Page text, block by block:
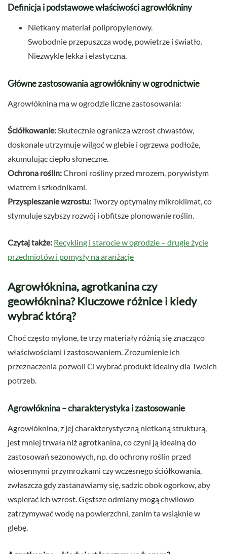
Definicja i podstawowe właściwości agrowłókniny
Nietkany materiał polipropylenowy.
Swobodnie przepuszcza wodę, powietrze i światło.
Niezwykle lekka i elastyczna.
Główne zastosowania agrowłókniny w ogrodnictwie
Agrowłóknina ma w ogrodzie liczne zastosowania:
Ściółkowanie:Skutecznie ogranicza wzrost chwastów,
doskonale utrzymuje wilgoć w glebie i ogrzewa podłoże,
akumulując ciepło słoneczne.
Ochrona roślin:Chroni rośliny przed mrozem, porywistym
wiatrem i szkodnikami.
Przyspieszanie wzrostu:Tworzy optymalny mikroklimat, co
stymuluje szybszy rozwój i obfitsze plonowanie roślin.
Czytaj także: Recykling i starocie w ogrodzie – drugie życie
przedmiotów i pomysły na aranżacje
Agrowłóknina, agrotkanina czy
geowłóknina? Kluczowe różnice i kiedy
wybrać którą?
Choć często mylone, te trzy materiały różnią się znacząco
właściwościami i zastosowaniem. Zrozumienie ich
przeznaczenia pozwoli Ci wybrać produkt idealny dla Twoich
potrzeb.
Agrowłóknina – charakterystyka i zastosowanie
Agrowłóknina, z jej charakterystyczną nietkaną strukturą,
jest mniej trwała niż agrotkanina, co czyni ją idealną do
zastosowań sezonowych, np. do ochrony roślin przed
wiosennymi przymrozkami czy wczesnego ściółkowania,
zwłaszcza gdy zastanawiamy się, sadzic obok ogorkow, aby
wspierać ich wzrost. Gęstsze odmiany mogą chwilowo
zatrzymywać wodę na powierzchni, zanim ta wsiąknie w
glebę.